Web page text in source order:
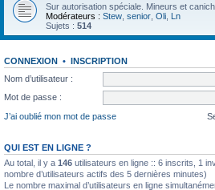
Sur autorisation spéciale. Mineurs et
Modérateurs : Stew senior Oli Ln
Sujets : 514
CONNEXION • INSCRIPTION
Nom d’utilisateur :
Mot de passe :
J’ai oublié mon mot de passe
QUI EST EN LIGNE ?
Au total, il y a 146 utilisateurs en ligne :: 6 inscrits, 1
nombre d’utilisateurs actifs des 5 dernières minutes)
Le nombre maximal d’utilisateurs en ligne